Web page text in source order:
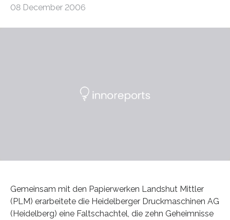
08 December 2006
Gemeinsam mit den Papierwerken Landshut Mittler
(PLM) erarbeitete die Heidelberger Druckmaschinen AG
(Heidelberg) eine Faltschachtel, die zehn Geheimnisse